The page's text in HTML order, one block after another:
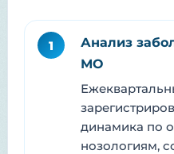
1
Анализ
МО
динамика по
нозологиям,